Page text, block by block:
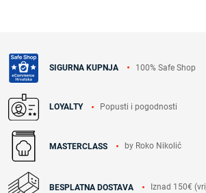
SIGURNA KUPNJA 100% Safe Shop
LOYALTY Popusti i pogodnosti
MASTERCLASS by Roko Nikolić
BESPLATNA DOSTAVA Iznad 150€